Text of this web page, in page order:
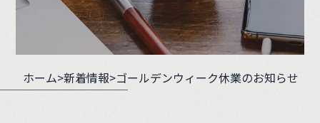
ホーム>新着情報>ゴールデンウィーク休業のお知らせ